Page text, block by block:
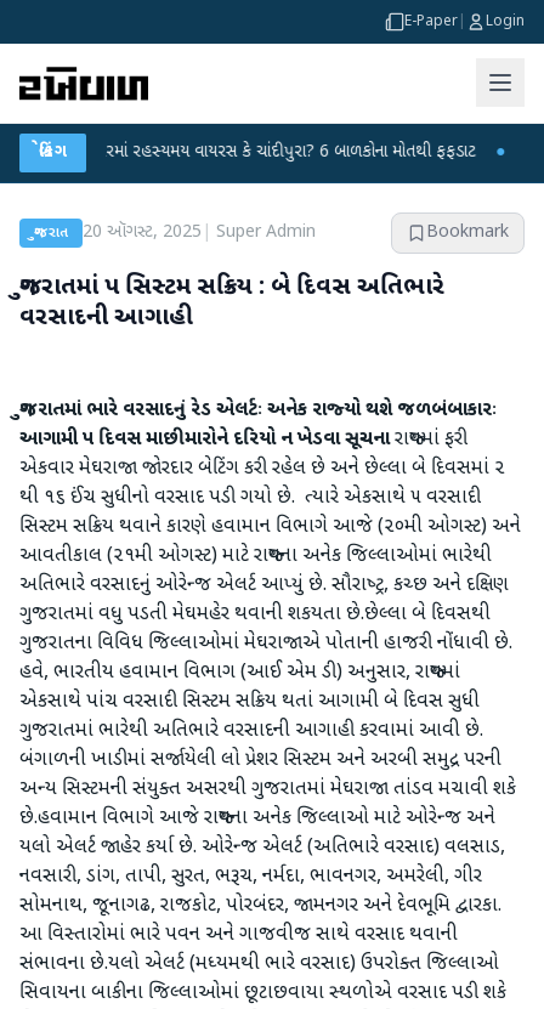
E-Paper Login
બ્રેકિંગરહસ્યમય વાયરસ કે ચાંદીપુરા? 6 બાળકોના મોતથી ફફડાટ ● હવામાન
ગુજરાત 20 ઑગસ્ટ, 2025 Super Admin Bookmark
ગુજરાતમાં પ સિસ્‍ટમ સક્રિય : બે દિવસ અતિભારે
વરસાદની આગાહી
ગુજરાતમાં ભારે વરસાદનું રેડ એલર્ટઃ અનેક રાજ્‍યો થશે જળબંબાકારઃ
આગામી ૫ દિવસ માછીમારોને દરિયો ન ખેડવા સૂચનારાજ્‍યમાં ફરી
એકવાર મેઘરાજા જોરદાર બેટિંગ કરી રહેલ છે અને છેલ્લા બે દિવસમાં ૨
થી ૧૬ ઈંચ સુધીનો વરસાદ પડી ગયો છે. ત્‍યારે એકસાથે ૫ વરસાદી
સિસ્‍ટમ સક્રિય થવાને કારણે હવામાન વિભાગે આજે (૨૦મી ઓગસ્‍ટ) અને
આવતીકાલ (૨૧મી ઓગસ્‍ટ) માટે રાજ્‍યના અનેક જિલ્લાઓમાં ભારેથી
અતિભારે વરસાદનું ઓરેન્‍જ એલર્ટ આપ્‍યું છે. સૌરાષ્‍ટ્ર, કચ્‍છ અને દક્ષિણ
ગુજરાતમાં વધુ પડતી મેઘમહેર થવાની શકયતા છે.છેલ્લા બે દિવસથી
ગુજરાતના વિવિધ જિલ્લાઓમાં મેઘરાજાએ પોતાની હાજરી નોંધાવી છે.
હવે, ભારતીય હવામાન વિભાગ (આઈ એમ ડી) અનુસાર, રાજ્‍યમાં
એકસાથે પાંચ વરસાદી સિસ્‍ટમ સક્રિય થતાં આગામી બે દિવસ સુધી
ગુજરાતમાં ભારેથી અતિભારે વરસાદની આગાહી કરવામાં આવી છે.
બંગાળની ખાડીમાં સર્જાયેલી લો પ્રેશર સિસ્‍ટમ અને અરબી સમુદ્ર પરની
અન્‍ય સિસ્‍ટમની સંયુક્‍ત અસરથી ગુજરાતમાં મેઘરાજા તાંડવ મચાવી શકે
છે.હવામાન વિભાગે આજે રાજ્‍યના અનેક જિલ્લાઓ માટે ઓરેન્‍જ અને
યલો એલર્ટ જાહેર કર્યા છે. ઓરેન્‍જ એલર્ટ (અતિભારે વરસાદ) વલસાડ,
નવસારી, ડાંગ, તાપી, સુરત, ભરૂચ, નર્મદા, ભાવનગર, અમરેલી, ગીર
સોમનાથ, જૂનાગઢ, રાજકોટ, પોરબંદર, જામનગર અને દેવભૂમિ દ્વારકા.
આ વિસ્‍તારોમાં ભારે પવન અને ગાજવીજ સાથે વરસાદ થવાની
સંભાવના છે.યલો એલર્ટ (મધ્‍યમથી ભારે વરસાદ) ઉપરોક્‍ત જિલ્લાઓ
સિવાયના બાકીના જિલ્લાઓમાં છૂટાછવાયા સ્‍થળોએ વરસાદ પડી શકે